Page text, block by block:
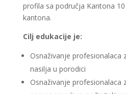
profila sa područja Kantona
kantona.
Cilj edukacije je:
Osnaživanje profesionalaca
nasilja u porodici
Osnaživanje profesionalaca